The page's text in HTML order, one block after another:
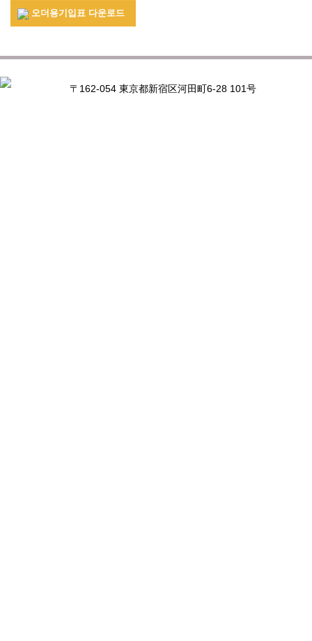
오더용기입표 다운로드
〒162-054 東京都新宿区河田町6-28 101号